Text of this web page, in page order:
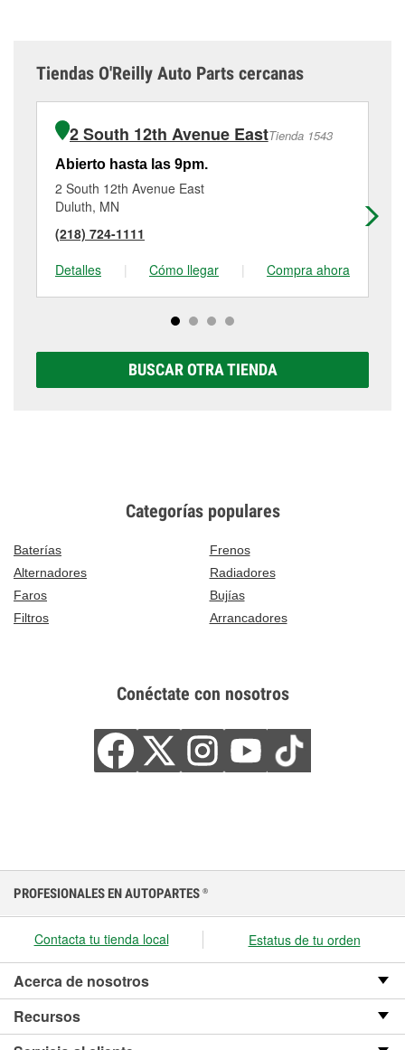
Tiendas O'Reilly Auto Parts cercanas
2 South 12th Avenue EastTienda 1543
Abierto hasta las 9pm.
2 South 12th Avenue East
Duluth, MN
(218) 724-1111
Detalles
| Cómo llegar | Compra ahora
BUSCAR OTRA TIENDA
Categorías populares
Baterías
Frenos
Alternadores
Radiadores
Faros
Bujías
Filtros
Arrancadores
Conéctate con nosotros
PROFESIONALES EN AUTOPARTES ®
Contacta tu tienda local Estatus de tu orden
Acerca de nosotros
Recursos